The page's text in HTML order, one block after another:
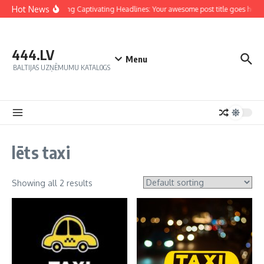
Hot NewsCrafting Captivating Headlines: Your awesome post title goes here
444.LV
BALTIJAS UZŅĒMUMU KATALOGS
Menu
lēts taxi
Showing all 2 results